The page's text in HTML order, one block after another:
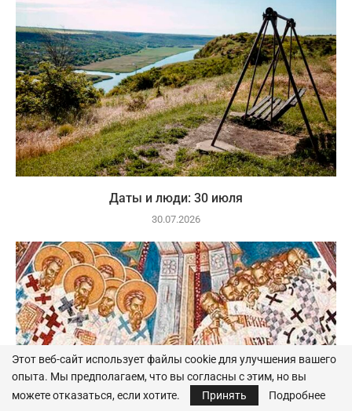
Даты и люди: 30 июля
30.07.2026
Этот веб-сайт использует файлы cookie для улучшения вашего
опыта. Мы предполагаем, что вы согласны с этим, но вы
можете отказаться, если хотите.
Принять Подробнее